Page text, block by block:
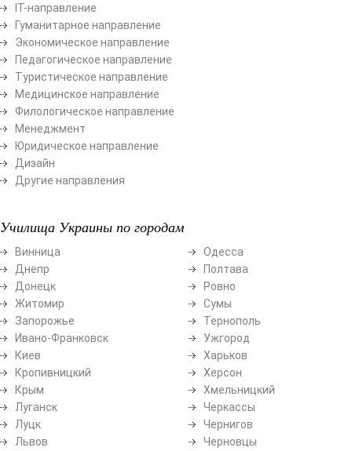
ІТ-направление
Гуманитарное направление
Экономическое направление
Педагогическое направление
Туристическое направление
Медицинское направление
Филологическое направление
Менеджмент
Юридическое направление
Дизайн
Другие направления
Училища Украины по городам
Винница
Днепр
Донецк
Житомир
Запорожье
Ивано-Франковск
Киев
Кропивницкий
Крым
Луганск
Луцк
Львов
Одесса
Полтава
Ровно
Сумы
Тернополь
Ужгород
Харьков
Херсон
Хмельницкий
Черкассы
Чернигов
Черновцы